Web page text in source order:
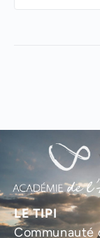
LE TIPI
Communauté